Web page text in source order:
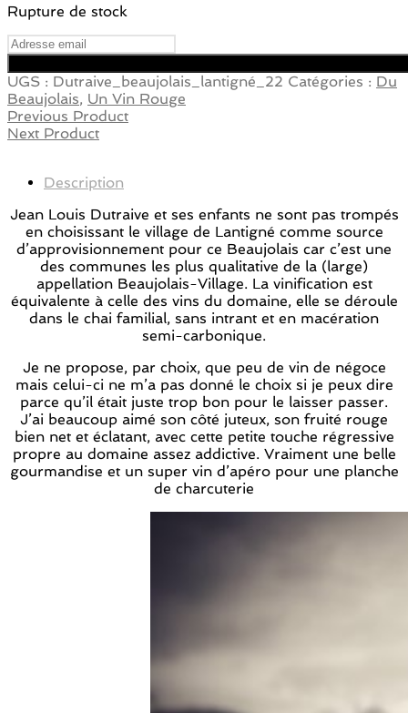
Rupture de stock
UGS : Dutraive_beaujolais_lantigné_22 Catégories : Du
Beaujolais, Un Vin Rouge
Previous Product
Next Product
Description
Jean Louis Dutraive et ses enfants ne sont pas trompés
en choisissant le village de Lantigné comme source
d’approvisionnement pour ce Beaujolais car c’est une
des communes les plus qualitative de la (large)
appellation Beaujolais-Village. La vinification est
équivalente à celle des vins du domaine, elle se déroule
dans le chai familial, sans intrant et en macération
semi-carbonique.
Je ne propose, par choix, que peu de vin de négoce
mais celui-ci ne m’a pas donné le choix si je peux dire
parce qu’il était juste trop bon pour le laisser passer.
J’ai beaucoup aimé son côté juteux, son fruité rouge
bien net et éclatant, avec cette petite touche régressive
propre au domaine assez addictive. Vraiment une belle
gourmandise et un super vin d’apéro pour une planche
de charcuterie